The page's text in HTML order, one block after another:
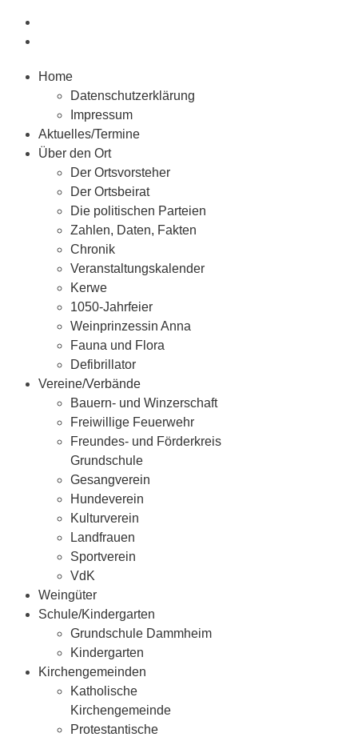
Home
Datenschutzerklärung
Impressum
Aktuelles/Termine
Über den Ort
Der Ortsvorsteher
Der Ortsbeirat
Die politischen Parteien
Zahlen, Daten, Fakten
Chronik
Veranstaltungskalender
Kerwe
1050-Jahrfeier
Weinprinzessin Anna
Fauna und Flora
Defibrillator
Vereine/Verbände
Bauern- und Winzerschaft
Freiwillige Feuerwehr
Freundes- und Förderkreis
Grundschule
Gesangverein
Hundeverein
Kulturverein
Landfrauen
Sportverein
VdK
Weingüter
Schule/Kindergarten
Grundschule Dammheim
Kindergarten
Kirchengemeinden
Katholische
Kirchengemeinde
Protestantische